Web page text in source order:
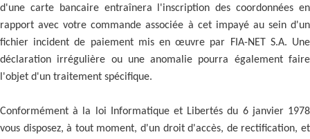
d'une carte bancaire entraînera l'inscription des coordonnées en
rapport avec votre commande associée à cet impayé au sein d'un
fichier incident de paiement mis en œuvre par FIA-NET S.A. Une
déclaration irrégulière ou une anomalie pourra également faire
l'objet d'un traitement spécifique.
Conformément à la loi Informatique et Libertés du 6 janvier 1978
vous disposez, à tout moment, d'un droit d'accès, de rectification, et